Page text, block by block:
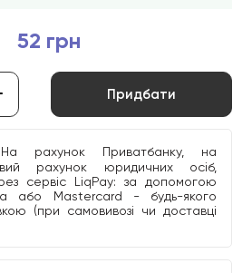
52 грн
Придбати
рахунок Приватбанку, на
рахунок юридичних осіб,
сервіс LiqPay: за допомогою
або Mastercard - будь-якого
(при самовивозі чи доставці